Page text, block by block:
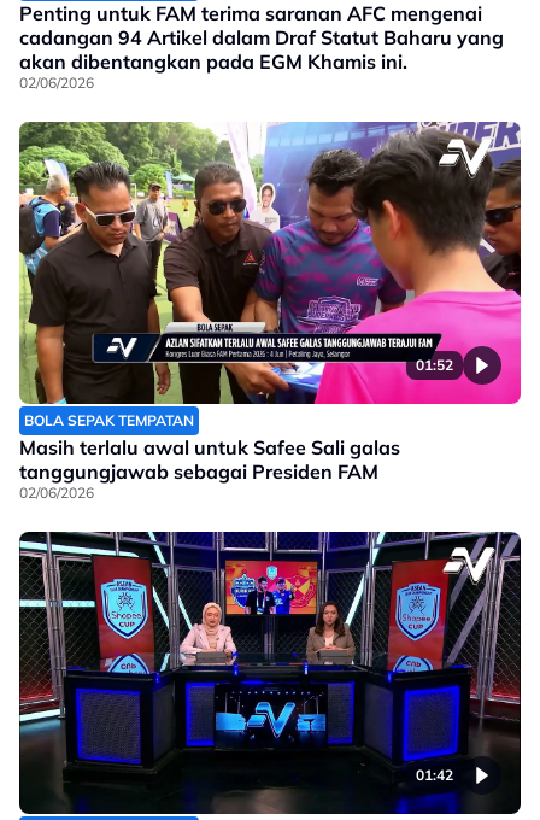
Penting untuk FAM terima saranan AFC mengenai
cadangan 94 Artikel dalam Draf Statut Baharu yang
akan dibentangkan pada EGM Khamis ini.
02/06/2026
01:52
BOLA SEPAK TEMPATAN
Masih terlalu awal untuk Safee Sali galas
tanggungjawab sebagai Presiden FAM
02/06/2026
01:42